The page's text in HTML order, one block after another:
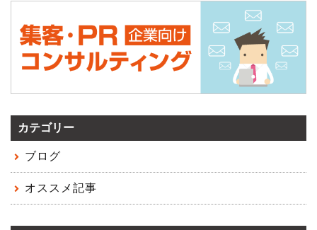
カテゴリー
ブログ
オススメ記事